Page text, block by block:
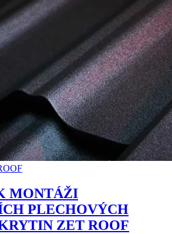
MONTÁŽI
PLECHOVÝCH
ZET ROOF